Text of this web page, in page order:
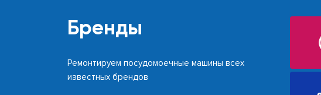
Бренды
Ремонтируем посудомоечные машины всех
известных брендов